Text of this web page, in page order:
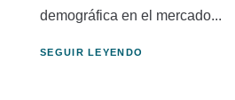
demográfica en el mercado...
SEGUIR LEYENDO